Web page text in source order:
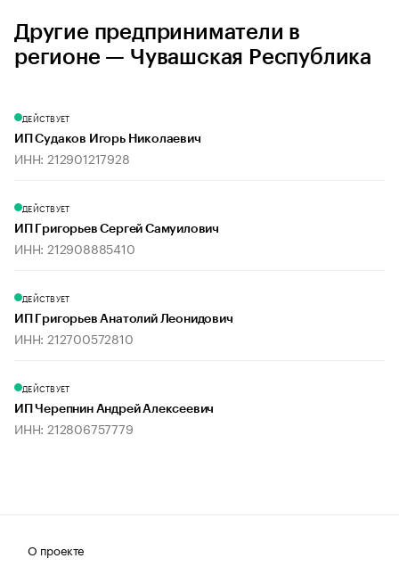
Другие предприниматели в
регионе — Чувашская Республика
ДЕЙСТВУЕТ
ИП Судаков Игорь Николаевич
ИНН: 212901217928
ДЕЙСТВУЕТ
ИП Григорьев Сергей Самуилович
ИНН: 212908885410
ДЕЙСТВУЕТ
ИП Григорьев Анатолий Леонидович
ИНН: 212700572810
ДЕЙСТВУЕТ
ИП Черепнин Андрей Алексеевич
ИНН: 212806757779
О проекте